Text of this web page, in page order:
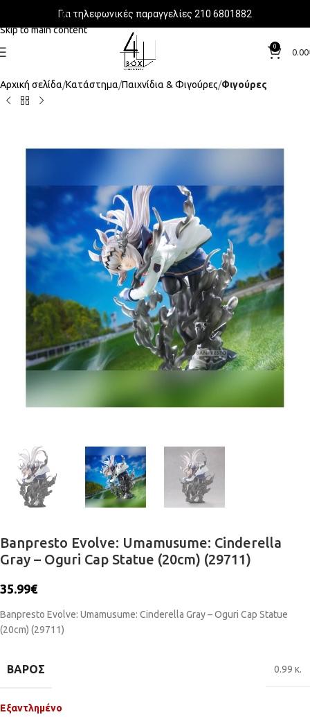
Skip to navigation
Skip to main content
Για τηλεφωνικές παραγγελίες 210 6801882
0
0.00
Αρχική σελίδα Κατάστημα Παιχνίδια & Φιγούρες Φιγούρες
Banpresto Evolve: Umamusume: Cinderella
Gray – Oguri Cap Statue (20cm) (29711)
35.99€
Banpresto Evolve: Umamusume: Cinderella Gray – Oguri Cap Statue
(20cm) (29711)
ΒΆΡΟΣ 0.99 κ.
Εξαντλημένο